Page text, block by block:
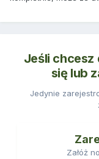
Jeśli
się lub
Jedynie
Załóż